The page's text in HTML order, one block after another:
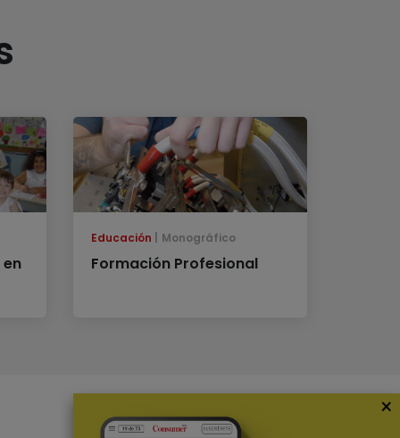
Educación Monográfico
Formación Profesional
×